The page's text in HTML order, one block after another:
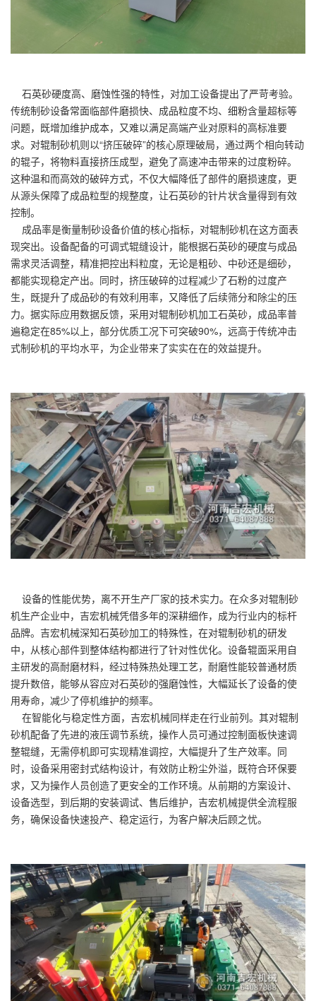
石英砂硬度高、磨蚀性强的特性，对加工设备提出了严苛考验。
传统制砂设备常面临部件磨损快、成品粒度不均、细粉含量超标等
问题，既增加维护成本，又难以满足高端产业对原料的高标准要
求。对辊制砂机则以“挤压破碎”的核心原理破局，通过两个相向转动
的辊子，将物料直接挤压成型，避免了高速冲击带来的过度粉碎。
这种温和而高效的破碎方式，不仅大幅降低了部件的磨损速度，更
从源头保障了成品粒型的规整度，让石英砂的针片状含量得到有效
控制。
成品率是衡量制砂设备价值的核心指标，对辊制砂机在这方面表
现突出。设备配备的可调式辊缝设计，能根据石英砂的硬度与成品
需求灵活调整，精准把控出料粒度，无论是粗砂、中砂还是细砂，
都能实现稳定产出。同时，挤压破碎的过程减少了石粉的过度产
生，既提升了成品砂的有效利用率，又降低了后续筛分和除尘的压
力。据实际应用数据反馈，采用对辊制砂机加工石英砂，成品率普
遍稳定在85%以上，部分优质工况下可突破90%，远高于传统冲击
式制砂机的平均水平，为企业带来了实实在在的效益提升。
设备的性能优势，离不开生产厂家的技术实力。在众多对辊制砂
机生产企业中，吉宏机械凭借多年的深耕细作，成为行业内的标杆
品牌。吉宏机械深知石英砂加工的特殊性，在对辊制砂机的研发
中，从核心部件到整体结构都进行了针对性优化。设备辊面采用自
主研发的高耐磨材料，经过特殊热处理工艺，耐磨性能较普通材质
提升数倍，能够从容应对石英砂的强磨蚀性，大幅延长了设备的使
用寿命，减少了停机维护的频率。
在智能化与稳定性方面，吉宏机械同样走在行业前列。其对辊制
砂机配备了先进的液压调节系统，操作人员可通过控制面板快速调
整辊缝，无需停机即可实现精准调控，大幅提升了生产效率。同
时，设备采用密封式结构设计，有效防止粉尘外溢，既符合环保要
求，又为操作人员创造了更安全的工作环境。从前期的方案设计、
设备选型，到后期的安装调试、售后维护，吉宏机械提供全流程服
务，确保设备快速投产、稳定运行，为客户解决后顾之忧。